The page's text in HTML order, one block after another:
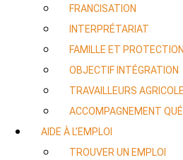
FRANCISATION
INTERPRÉTARIAT
FAMILLE ET
OBJECTIF INTÉGRATION
TRAVAILLEURS
ACCOMPAGNEMENT
AIDE À L’EMPLOI
TROUVER UN EMPLOI